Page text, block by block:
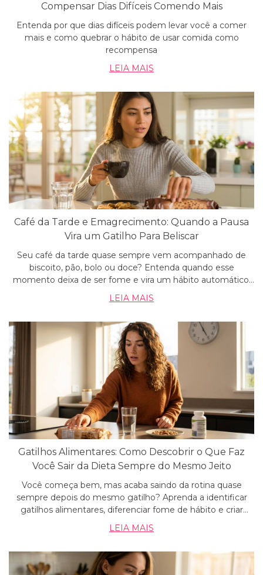
Compensar Dias Difíceis Comendo Mais
Entenda por que dias difíceis podem levar você a comer
mais e como quebrar o hábito de usar comida como
recompensa
LEIA MAIS
Café da Tarde e Emagrecimento: Quando a Pausa
Vira um Gatilho Para Beliscar
Seu café da tarde quase sempre vem acompanhado de
biscoito, pão, bolo ou doce? Entenda quando esse
momento deixa de ser fome e vira um hábito automático,
como organizar a rotina e reduzir beliscos sem transformar
o emagrecimento em uma dieta impossível.
LEIA MAIS
Gatilhos Alimentares: Como Descobrir o Que Faz
Você Sair da Dieta Sempre do Mesmo Jeito
Você começa bem, mas acaba saindo da rotina quase
sempre depois do mesmo gatilho? Aprenda a identificar
gatilhos alimentares, diferenciar fome de hábito e criar
estratégias para ter mais saciedade, controle e constância
no emagrecimento.
LEIA MAIS